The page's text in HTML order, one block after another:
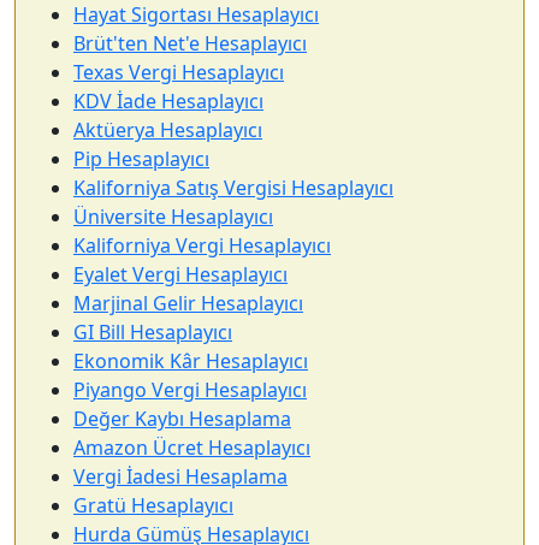
Hayat Sigortası Hesaplayıcı
Brüt'ten Net'e Hesaplayıcı
Texas Vergi Hesaplayıcı
KDV İade Hesaplayıcı
Aktüerya Hesaplayıcı
Pip Hesaplayıcı
Kaliforniya Satış Vergisi Hesaplayıcı
Üniversite Hesaplayıcı
Kaliforniya Vergi Hesaplayıcı
Eyalet Vergi Hesaplayıcı
Marjinal Gelir Hesaplayıcı
GI Bill Hesaplayıcı
Ekonomik Kâr Hesaplayıcı
Piyango Vergi Hesaplayıcı
Değer Kaybı Hesaplama
Amazon Ücret Hesaplayıcı
Vergi İadesi Hesaplama
Gratü Hesaplayıcı
Hurda Gümüş Hesaplayıcı